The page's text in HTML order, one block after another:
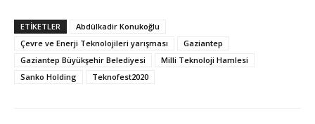
ETIKETLER
Abdülkadir Konukoğlu
Çevre ve Enerji Teknolojileri yarışması
Gaziantep
Gaziantep Büyükşehir Belediyesi
Milli Teknoloji Hamlesi
Sanko Holding
Teknofest2020